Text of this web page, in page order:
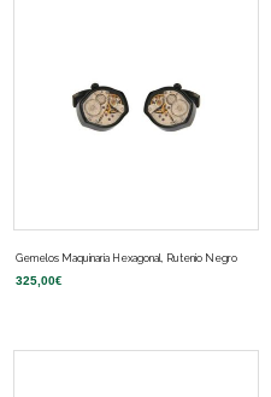
Gemelos Maquinaria Hexagonal, Rutenio Negro
325,00€